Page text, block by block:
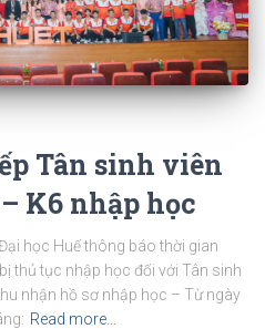
Tân sinh viên
K6 nhập học
học Huế thông báo thời gian
thủ tục nhập học đối với Tân sinh
nhận hồ sơ nhập học – Từ ngày
Read more…